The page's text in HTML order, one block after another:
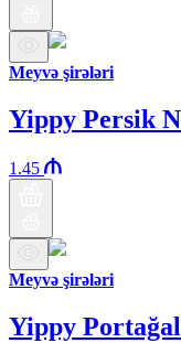
Meyvə şirələri
Yippy Persik
1.45
Meyvə şirələri
Yippy